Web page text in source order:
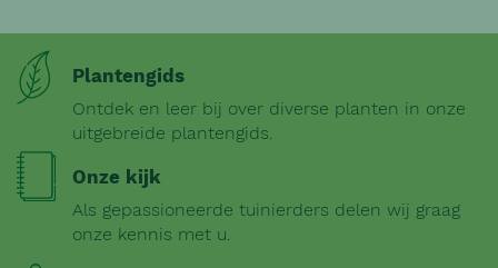
Plantengids
Ontdek en leer bij over diverse planten in onze
uitgebreide plantengids.
Onze kijk
Als gepassioneerde tuinierders delen wij graag
onze kennis met u.